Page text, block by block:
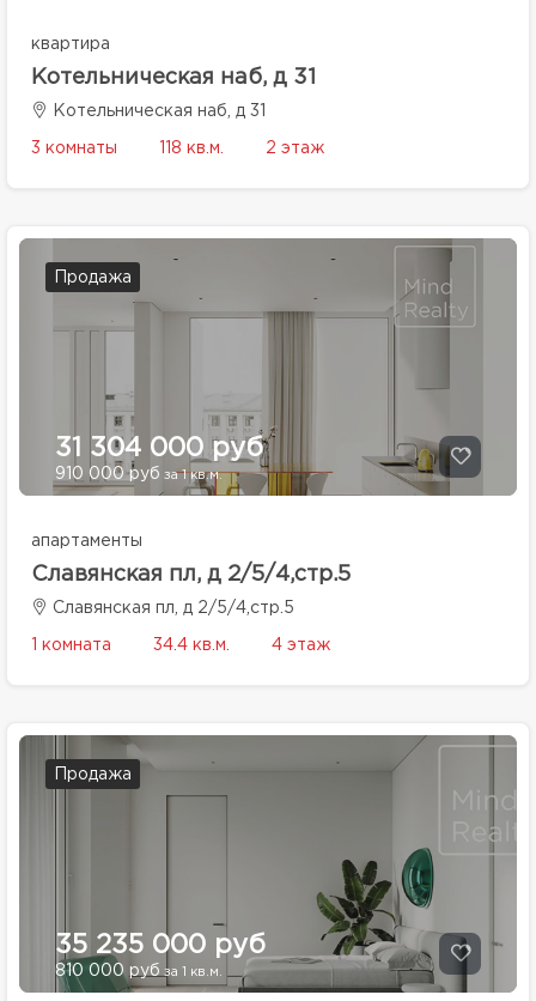
квартира
Котельническая наб, д 31
Котельническая наб, д 31
3 комнаты 118 кв.м. 2 этаж
Продажа
31 304 000 руб
910 000 руб за 1 кв.м.
апартаменты
Славянская пл, д 2/5/4,стр.5
Славянская пл, д 2/5/4,стр.5
1 комната 34.4 кв.м. 4 этаж
Продажа
35 235 000 руб
810 000 руб за 1 кв.м.